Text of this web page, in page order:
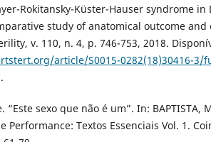
Rokitansky-Küster-Hauser syndrome in
study of anatomical outcome and
v. 110, n. 4, p. 746-753, 2018.
article/S0015-0282(18)30416-3/
“Este sexo que não é um”. In: BAPTISTA,
Performance: Textos Essenciais Vol. 1.